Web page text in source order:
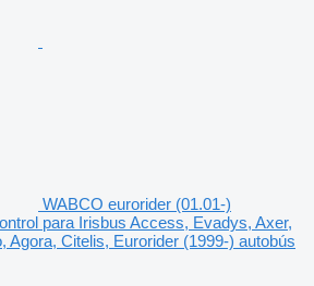
WABCO eurorider (01.01-)
para Irisbus Access, Evadys, Axer,
Agora, Citelis, Eurorider (1999-) autobús